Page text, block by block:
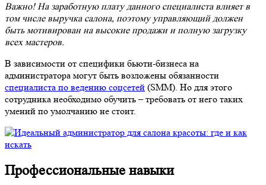
Важно! На заработную плату данного специалиста влияет в
том числе выручка салона, поэтому управляющий должен
быть мотивирован на высокие продажи и полную загрузку
всех мастеров.
В зависимости от специфики бьюти-бизнеса на
администратора могут быть возложены обязанности
специалиста по ведению соцсетей (SMM). Но для этого
сотрудника необходимо обучить – требовать от него таких
умений по умолчанию не стоит.
Профессиональные навыки